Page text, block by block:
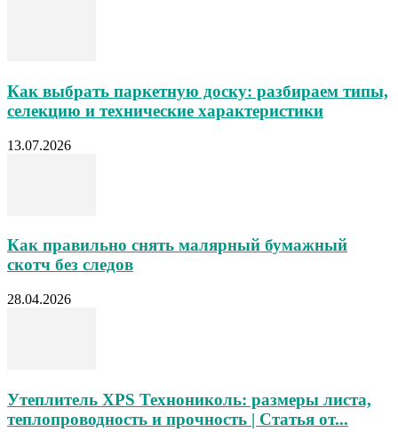
Как выбрать паркетную доску: разбираем типы,
селекцию и технические характеристики
13.07.2026
Как правильно снять малярный бумажный
скотч без следов
28.04.2026
Утеплитель XPS Технониколь: размеры листа,
теплопроводность и прочность | Статья от...